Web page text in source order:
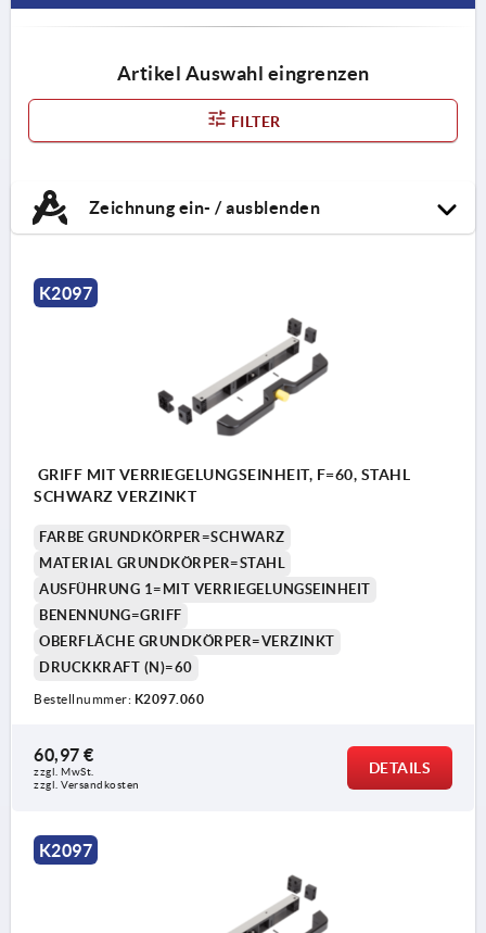
Artikel Auswahl eingrenzen
FILTER
Zeichnung ein- / ausblenden
Kunde stellt M10-Stange
K2097
GRIFF MIT VERRIEGELUNGSEINHEIT, F=60, STAHL
SCHWARZ VERZINKT
FARBE GRUNDKÖRPER=SCHWARZ
MATERIAL GRUNDKÖRPER=STAHL
AUSFÜHRUNG 1=MIT VERRIEGELUNGSEINHEIT
BENENNUNG=GRIFF
OBERFLÄCHE GRUNDKÖRPER=VERZINKT
DRUCKKRAFT (N)=60
Bestellnummer: K2097.060
60,97 €
zzgl. MwSt.
zzgl. Versandkosten
DETAILS
K2097